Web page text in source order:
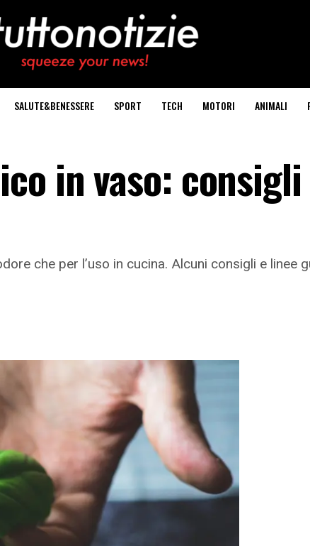
SALUTE&BENESSERE SPORT TECH MOTORI ANIMALI
in vaso:
che per l’uso in cucina. Alcuni consigli e linee